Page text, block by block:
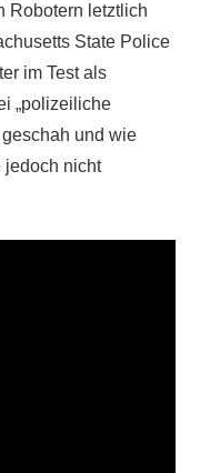
Robotern letztlich
State Police
im Test als
„polizeiliche
und wie
jedoch nicht